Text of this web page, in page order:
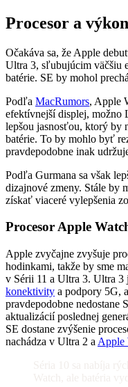
Procesor a výkon
Očakáva sa, že Apple
Ultra 3, sľubujúcim väčšiu
batérie. SE by mohol
Podľa MacRumors, Apple
efektívnejší displej, možno
lepšou jasnosťou, ktorý by
batérie. To by mohlo byť
pravdepodobne inak
Podľa Gurmana sa však
dizajnové zmeny. Stále by
získať viaceré vylepšenia
Procesor Apple
Apple zvyčajne zvyšuje
hodinkami, takže by sme
v Sérii 11 a Ultra 3. Ultra 3
konektivity a podpory 5G,
pravdepodobne nedostane
aktualizácií poslednej
SE dostane zvýšenie
nachádza v Ultra 2 a Apple